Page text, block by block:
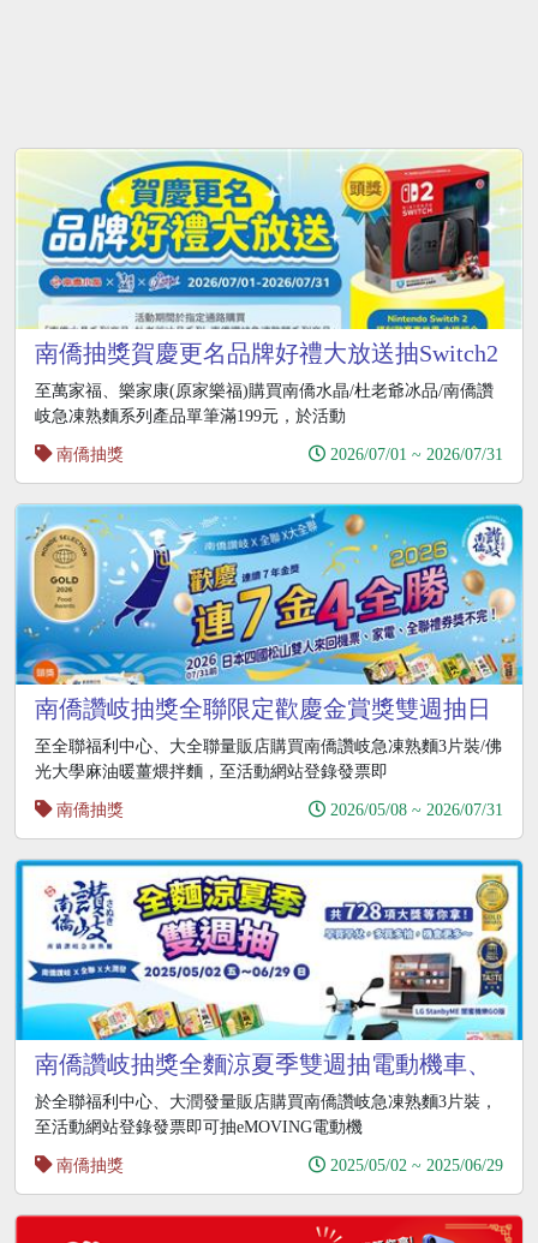
南僑抽獎賀慶更名品牌好禮大放送抽Switch2
至萬家福、樂家康(原家樂福)購買南僑水晶/杜老爺冰品/南僑讚
岐急凍熟麵系列產品單筆滿199元，於活動
南僑抽獎
2026/07/01 ~ 2026/07/31
南僑讚岐抽獎全聯限定歡慶金賞獎雙週抽日
本來回機票
至全聯福利中心、大全聯量販店購買南僑讚岐急凍熟麵3片裝/佛
光大學麻油暖薑煨拌麵，至活動網站登錄發票即
南僑抽獎
2026/05/08 ~ 2026/07/31
南僑讚岐抽獎全麵涼夏季雙週抽電動機車、
LG閨蜜機
於全聯福利中心、大潤發量販店購買南僑讚岐急凍熟麵3片裝，
至活動網站登錄發票即可抽eMOVING電動機
南僑抽獎
2025/05/02 ~ 2025/06/29